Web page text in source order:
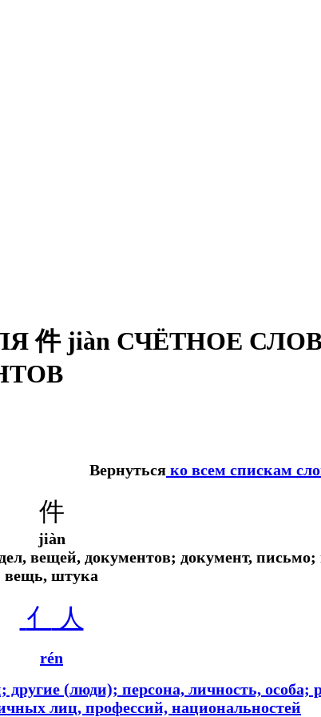
件 jiàn СЧЁТНОЕ
Вернуться ко всем спискам
件
jiàn
вещей, документов; документ, письмо;
вещь, штука
亻 人
rén
другие (люди); персона, личность, особа;
лиц, профессий, национальностей